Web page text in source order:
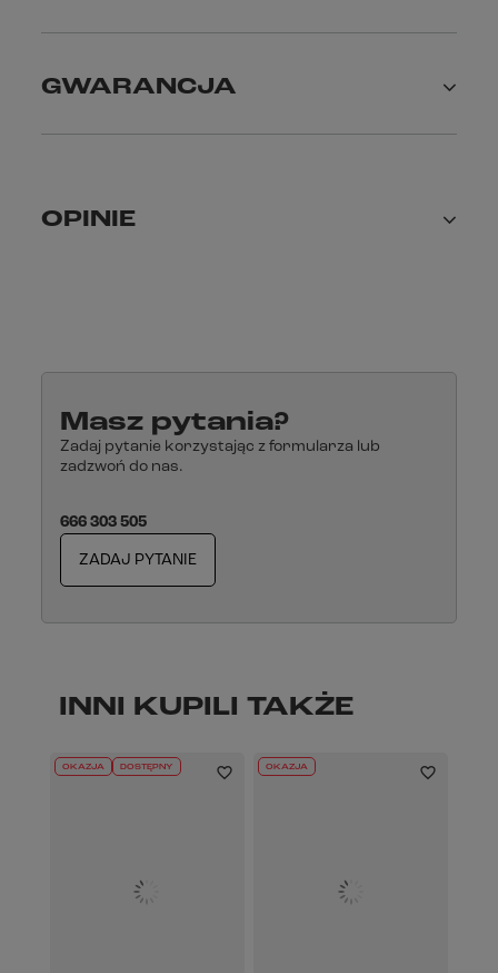
GWARANCJA
OPINIE
Masz pytania?
Zadaj pytanie korzystając z formularza lub
zadzwoń do nas.
666 303 505
ZADAJ PYTANIE
INNI KUPILI TAKŻE
OKAZJA DOSTĘPNY OKAZJA